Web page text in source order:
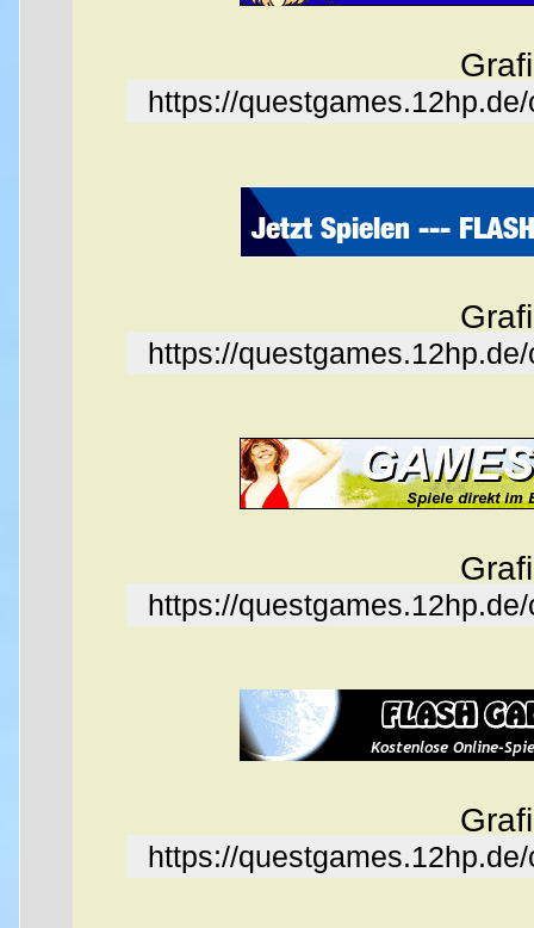
https://
https://
https://
https://